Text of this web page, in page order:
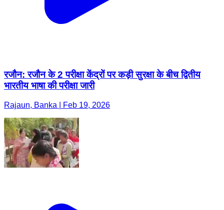
रजौन: रजौन के 2 परीक्षा केंद्रों पर कड़ी सुरक्षा के बीच द्वितीय
भारतीय भाषा की परीक्षा जारी
Rajaun, Banka | Feb 19, 2026